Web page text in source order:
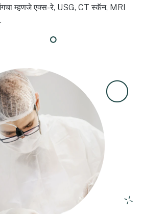
म्हणजे एक्स-रे, USG, CT स्कॅन, MRI